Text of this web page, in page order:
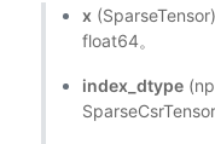
x
float64。
index_dtype